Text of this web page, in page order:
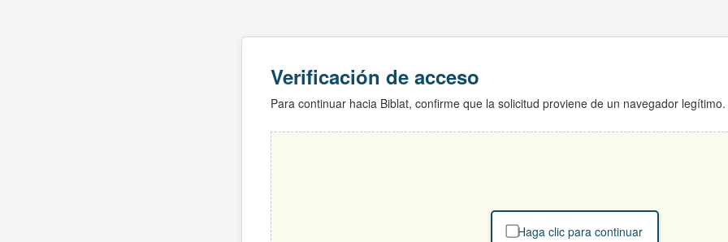
Verificación de acceso
Para continuar hacia Biblat, confirme que la solicitud proviene de un navegador legítimo.
Haga clic para continuar